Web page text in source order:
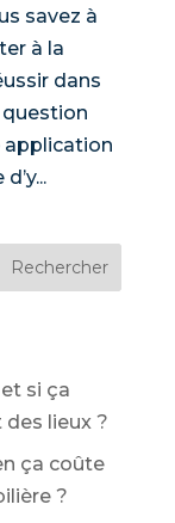
savez à
à la
dans
application
Rechercher
si ça
lieux ?
ça coûte
?